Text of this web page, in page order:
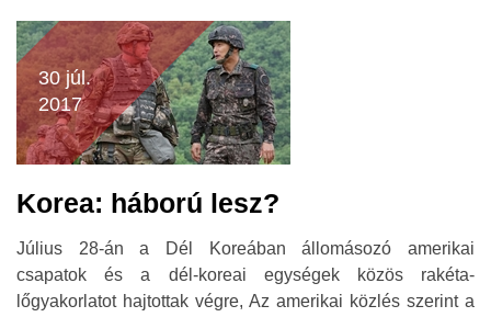
30 júl.
2017
Korea: háború lesz?
Július 28-án a Dél Koreában állomásozó amerikai
csapatok és a dél-koreai egységek közös rakéta-
lőgyakorlatot hajtottak végre, Az amerikai közlés szerint a